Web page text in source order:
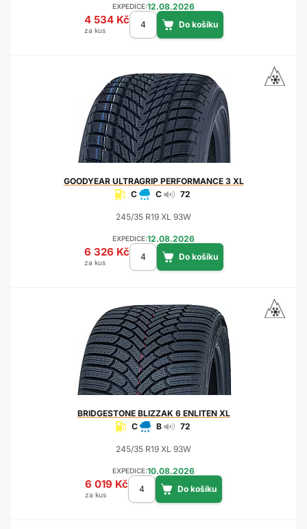
EXPEDICE:12.08.2026
4 534 Kč
za kus
GOODYEARULTRAGRIP PERFORMANCE 3 XL
C
C 72
245/35 R19 XL 93W
EXPEDICE:12.08.2026
6 326 Kč
za kus
BRIDGESTONEBLIZZAK 6 ENLITEN XL
C
B 72
245/35 R19 XL 93W
EXPEDICE:10.08.2026
6 019 Kč
za kus